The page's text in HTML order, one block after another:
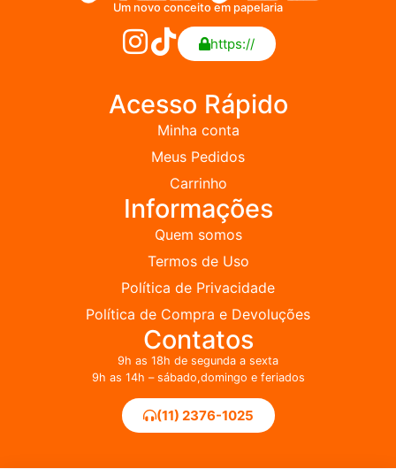
Um novo conceito em papelaria
https://
Acesso Rápido
Minha conta
Meus Pedidos
Carrinho
Informações
Quem somos
Termos de Uso
Política de Privacidade
Política de Compra e Devoluções
Contatos
9h as 18h de segunda a sexta
9h as 14h – sábado,domingo e feriados
(11) 2376-1025